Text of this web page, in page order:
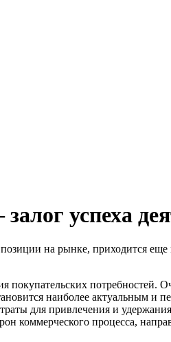
успеха
на рынке, приходится
покупательских
наиболее актуальным
для привлечения и
коммерческого процесса,